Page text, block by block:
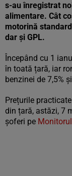
s-au înregistrat
alimentare. Cât
motorină
dar și GPL.
Începând cu 1
în toată țară, iar
benzinei de 7,5%
Prețurile
din țară, astăzi, 7
șoferi pe